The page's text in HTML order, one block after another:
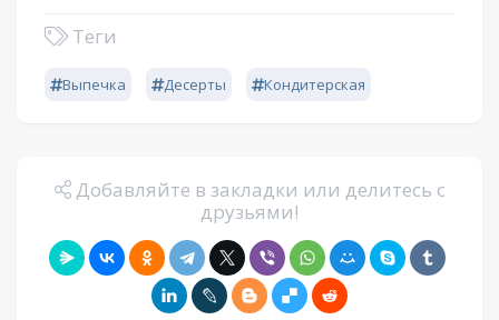
Теги
Выпечка Десерты Кондитерская
Добавляйте в закладки или делитесь с
друзьями!